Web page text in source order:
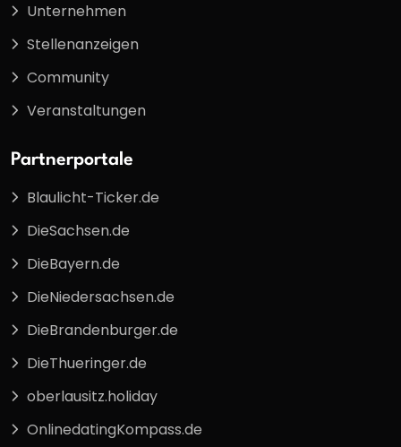
Unternehmen
Stellenanzeigen
Community
Veranstaltungen
Partnerportale
Blaulicht-Ticker.de
DieSachsen.de
DieBayern.de
DieNiedersachsen.de
DieBrandenburger.de
DieThueringer.de
oberlausitz.holiday
OnlinedatingKompass.de